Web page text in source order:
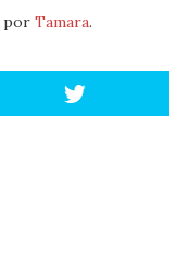
por Tamara.